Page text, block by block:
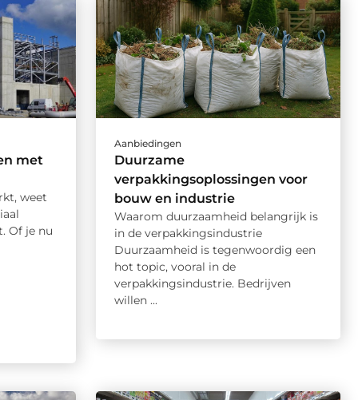
met
weet
Of je nu
Aanbiedingen
Duurzame
verpakkingsoplossingen voor
bouw en industrie
Waarom duurzaamheid belangrijk is
in de verpakkingsindustrie
Duurzaamheid is tegenwoordig een
hot topic, vooral in de
verpakkingsindustrie. Bedrijven
willen ...